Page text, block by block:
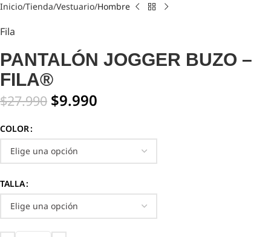
Inicio Tienda Vestuario Hombre
Fila
PANTALÓN JOGGER BUZO –
FILA®
$27.990 $9.990
COLOR
TALLA